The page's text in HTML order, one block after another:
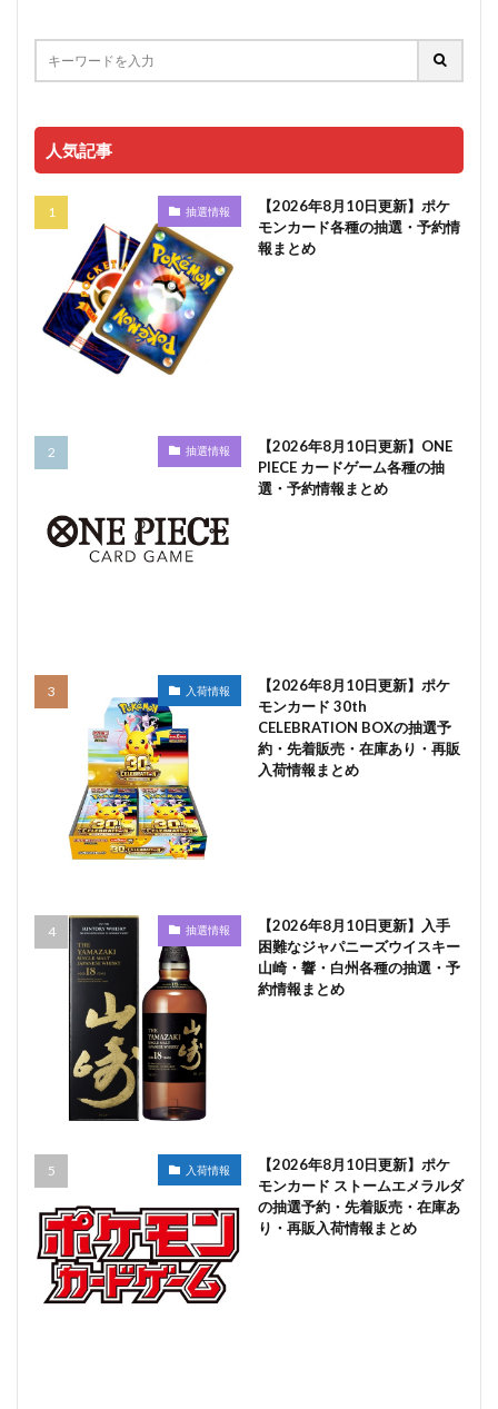
人気記事
抽選情報
【2026年8月10日更新】ポケ
モンカード各種の抽選・予約情
報まとめ
抽選情報
【2026年8月10日更新】ONE
PIECE カードゲーム各種の抽
選・予約情報まとめ
入荷情報
【2026年8月10日更新】ポケ
モンカード 30th
CELEBRATION BOXの抽選予
約・先着販売・在庫あり・再販
入荷情報まとめ
抽選情報
【2026年8月10日更新】入手
困難なジャパニーズウイスキー
山崎・響・白州各種の抽選・予
約情報まとめ
入荷情報
【2026年8月10日更新】ポケ
モンカード ストームエメラルダ
の抽選予約・先着販売・在庫あ
り・再販入荷情報まとめ